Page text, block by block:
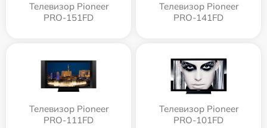
Телевизор Pioneer
PRO-151FD
Телевизор Pioneer
PRO-141FD
Телевизор Pioneer
PRO-111FD
Телевизор Pioneer
PRO-101FD